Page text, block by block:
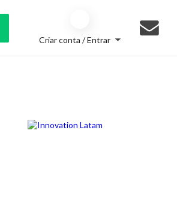
Criar conta / Entrar